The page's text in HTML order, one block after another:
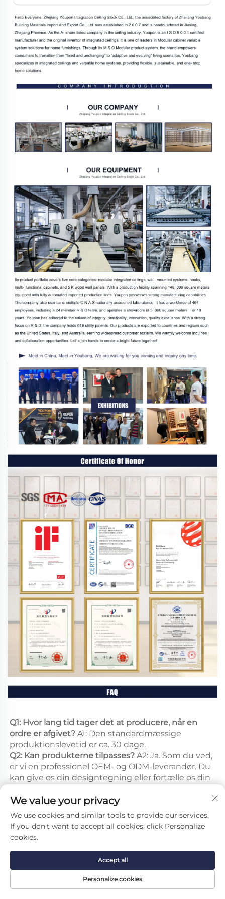
Q1: Hvor lang tid tager det at producere, når en
ordre er afgivet? A1: Den standardmæssige
produktionslevetid er ca. 30 dage.
Q2: Kan produkterne tilpasses? A2: Ja. Som du ved,
er vi en professionel OEM- og ODM-leverandør. Du
kan give os din designtegning eller fortælle os din
inden for kort tid.
Q3: Kan jeg afgive en ordre på et eksempel? A3: Ja,
det kan du. Dette er en nødvendig procedure for
begge parter. Eksempelsalg er velkomne til
kvalitetstest og kontrol. Vi forventer at opbygge et
langsigtet samarbejde baseret på tillid.
Q4: Kan jeg få mit logo trykt på produkterne?
We value your privacy
We use cookies and similar tools to provide our services.
If you don't want to accept all cookies, click Personalize
cookies.
Personalize cookies
Accept all